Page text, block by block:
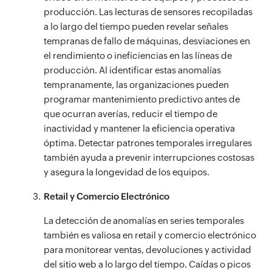
producción. Las lecturas de sensores recopiladas
a lo largo del tiempo pueden revelar señales
tempranas de fallo de máquinas, desviaciones en
el rendimiento o ineficiencias en las líneas de
producción. Al identificar estas anomalías
tempranamente, las organizaciones pueden
programar mantenimiento predictivo antes de
que ocurran averías, reducir el tiempo de
inactividad y mantener la eficiencia operativa
óptima. Detectar patrones temporales irregulares
también ayuda a prevenir interrupciones costosas
y asegura la longevidad de los equipos.
Retail y Comercio Electrónico
La detección de anomalías en series temporales
también es valiosa en retail y comercio electrónico
para monitorear ventas, devoluciones y actividad
del sitio web a lo largo del tiempo. Caídas o picos